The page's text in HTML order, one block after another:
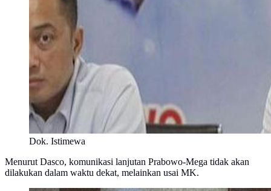
Dok. Istimewa
Menurut Dasco, komunikasi lanjutan Prabowo-Mega tidak akan
dilakukan dalam waktu dekat, melainkan usai MK.